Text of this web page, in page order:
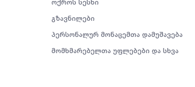
ოქროს სესხი
გზავნილები
პერსონალურ მონაცემთა დამუშავება
მომხმარებელთა უფლებები და სხვა